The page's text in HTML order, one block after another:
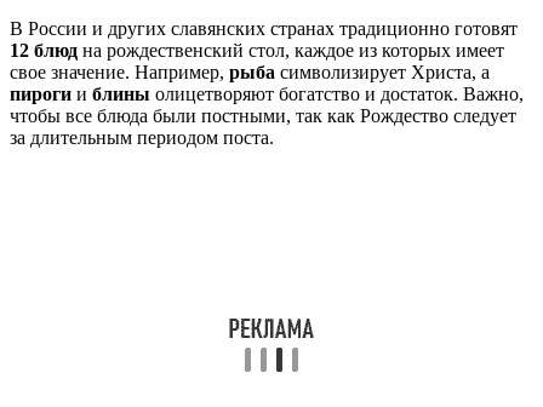
В России и других славянских странах традиционно готовят
12 блюд на рождественский стол, каждое из которых имеет
свое значение. Например, рыба символизирует Христа, а
пироги и блины олицетворяют богатство и достаток. Важно,
чтобы все блюда были постными, так как Рождество следует
за длительным периодом поста.